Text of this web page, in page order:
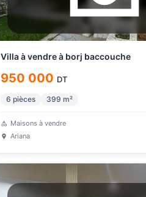
Villa à vendre à borj baccouche
950 000 DT
6 pièces 399 m²
Maisons à vendre
Ariana